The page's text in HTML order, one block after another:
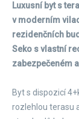
Luxusní byt s
v moderním
rezidenčních
Seko s vlastní
zabezpečeném
Byt s dispozicí
rozlehlou terasu